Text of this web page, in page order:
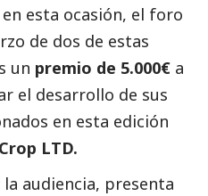
esta ocasión, el foro
de dos de estas
un premio de 5.000€ a
el desarrollo de sus
en esta edición
LTD.
audiencia, presenta